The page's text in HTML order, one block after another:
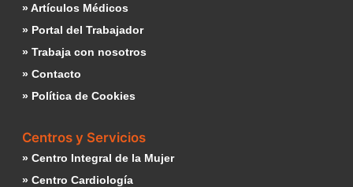
» Artículos Médicos
» Portal del Trabajador
» Trabaja con nosotros
» Contacto
» Política de Cookies
Centros y Servicios
» Centro Integral de la Mujer
» Centro Cardiología